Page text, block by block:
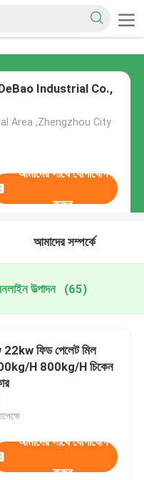
Industrial Co.,
Area ,Zhengzhou City
আমাদের সাথে যোগাযোগ
করুন
আমাদের সম্পর্কে
উত্পাদন (65)
ফিড পেলেট মিল
H 800kg/H চিকেন
আমাদের সাথে যোগাযোগ
করুন